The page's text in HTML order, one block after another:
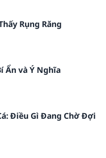
Rụng Răng
Ẩn và Ý Nghĩa
Điều Gì Đang Chờ Đợi